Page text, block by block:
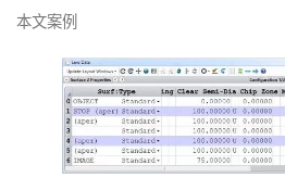
本文案例